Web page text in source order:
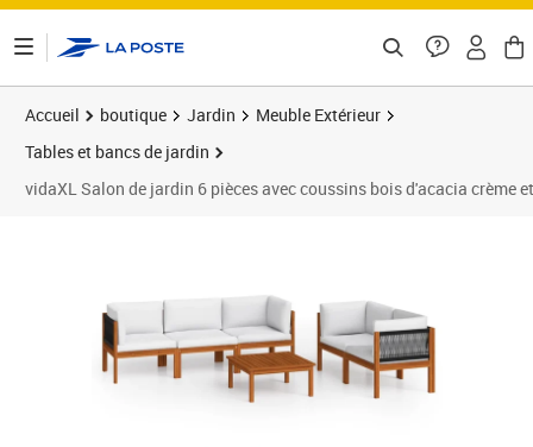
Accueil boutique Jardin
Meuble Extérieur
Tables et bancs de jardin
vidaXL Salon de jardin 6 pièces avec coussins bois d'acacia crème